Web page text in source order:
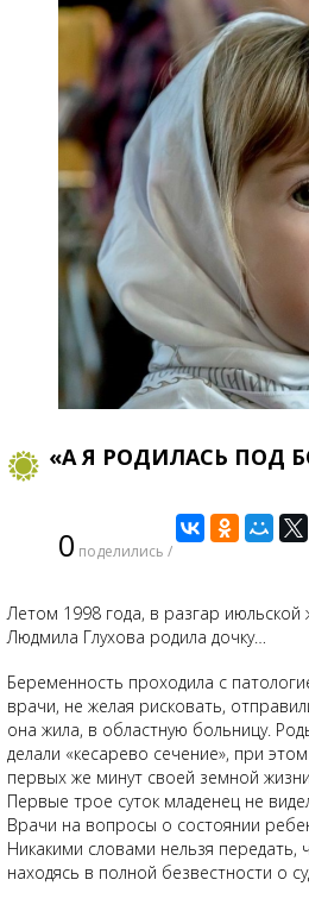
«А Я РОДИЛАСЬ ПОД
0 поделились /
Летом 1998 года, в разгар
Людмила Глухова родила дочку…
Беременность проходила с
врачи, не желая рисковать,
она жила, в областную больницу.
делали «кесарево сечение», при
первых же минут своей земной
Первые трое суток младенец не
Врачи на вопросы о состоянии
Никакими словами нельзя передать,
находясь в полной безвестности о